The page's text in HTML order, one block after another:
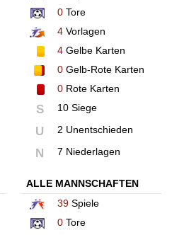
0Tore
4Vorlagen
4Gelbe Karten
0Gelb-Rote Karten
0Rote Karten
S 10 Siege
U 2 Unentschieden
N 7 Niederlagen
ALLE MANNSCHAFTEN
39Spiele
0Tore